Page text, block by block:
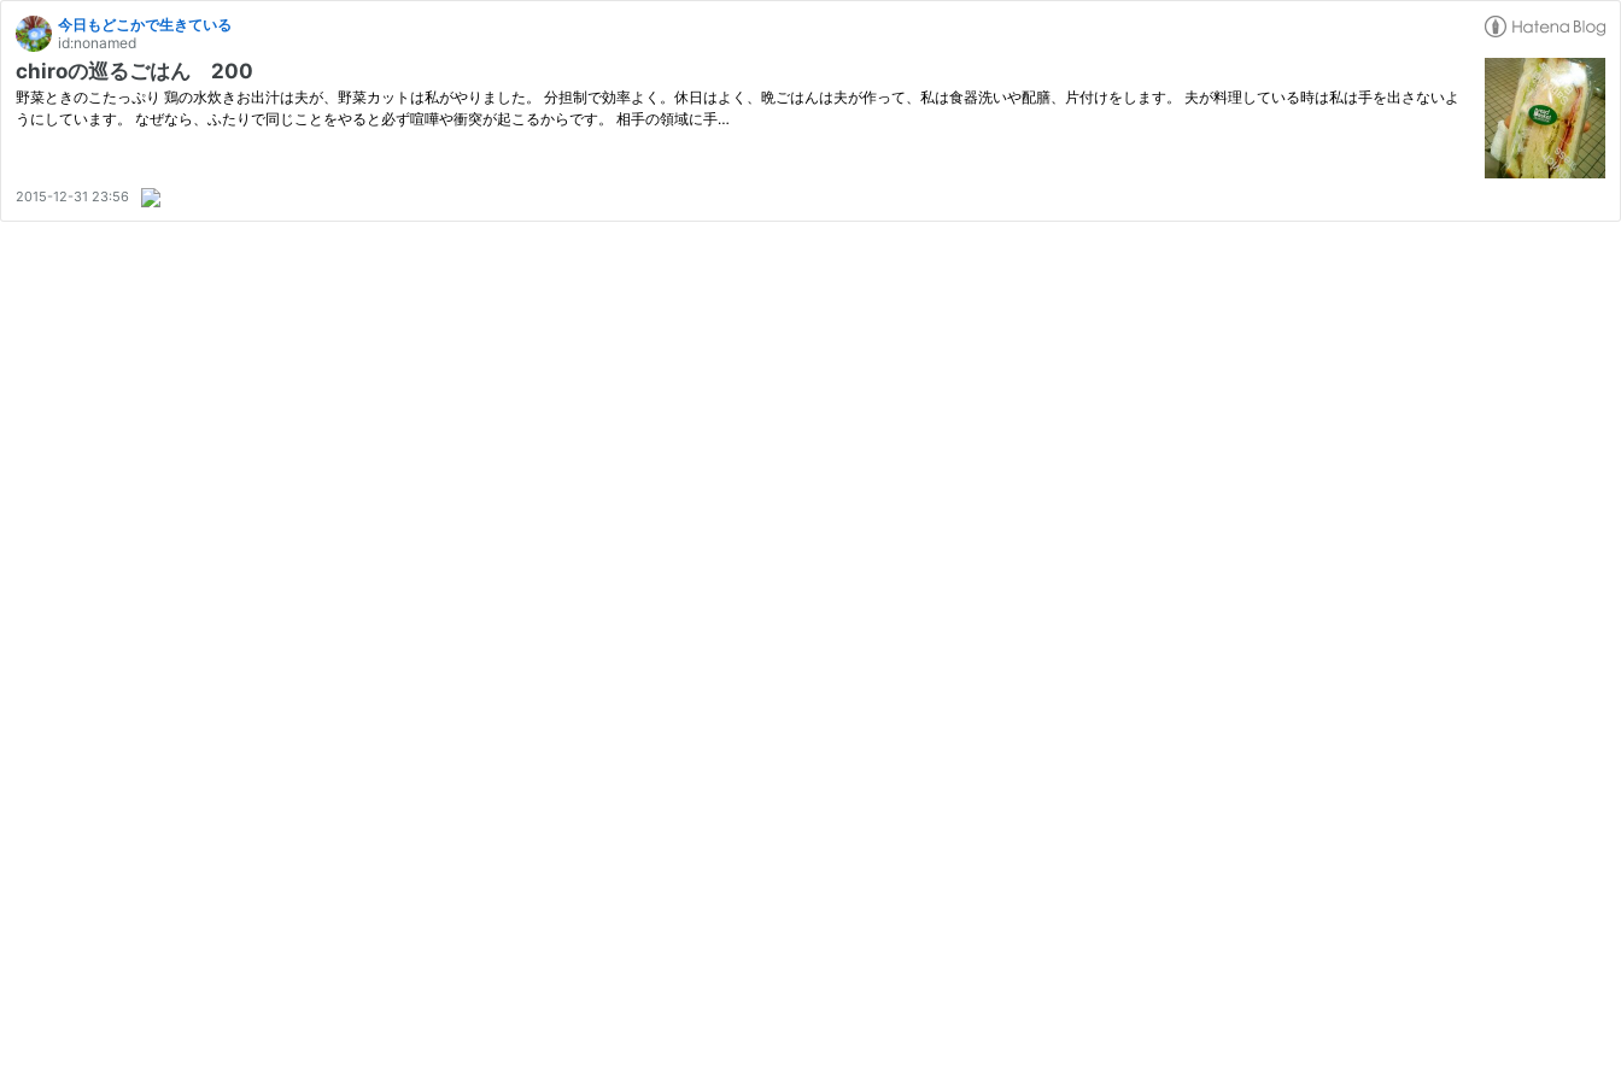
今日もどこかで生きている
id:nonamed
chiroの巡るごはん 200
野菜ときのこたっぷり 鶏の水炊きお出汁は夫が、野菜カットは私がやりました。 分担制で効率よく。休日はよく、晩ごはんは夫が作って、私は食器洗いや配膳、片付けをします。 夫が料理している時は私は手を出さないよ
うにしています。 なぜなら、ふたりで同じことをやると必ず喧嘩や衝突が起こるからです。 相手の領域に手…
2015-12-31 23:56